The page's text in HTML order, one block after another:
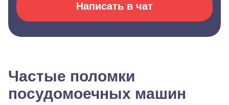
Написать в чат
Частые поломки
посудомоечных машин